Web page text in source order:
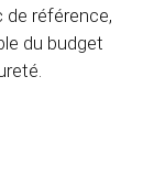
référence,
du budget